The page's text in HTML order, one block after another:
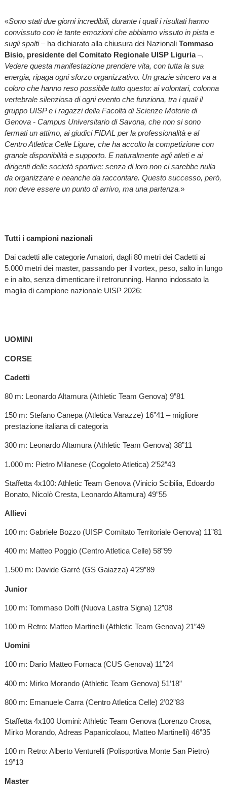
«Sono stati due giorni incredibili, durante i quali i risultati hanno
convissuto con le tante emozioni che abbiamo vissuto in pista e
sugli spalti– ha dichiarato alla chiusura dei Nazionali Tommaso
Bisio, presidente del Comitato Regionale UISP Liguria–.
Vedere questa manifestazione prendere vita, con tutta la sua
energia, ripaga ogni sforzo organizzativo. Un grazie sincero va a
coloro che hanno reso possibile tutto questo: ai volontari, colonna
vertebrale silenziosa di ogni evento che funziona, tra i quali il
gruppo UISP e i ragazzi della Facoltà di Scienze Motorie di
Genova - Campus Universitario di Savona, che non si sono
fermati un attimo, ai giudici FIDAL per la professionalità e al
Centro Atletica Celle Ligure, che ha accolto la competizione con
grande disponibilità e supporto. E naturalmente agli atleti e ai
dirigenti delle società sportive: senza di loro non ci sarebbe nulla
da organizzare e neanche da raccontare. Questo successo, però,
non deve essere un punto di arrivo, ma una partenza.»
Tutti i campioni nazionali
Dai cadetti alle categorie Amatori, dagli 80 metri dei Cadetti ai
5.000 metri dei master, passando per il vortex, peso, salto in lungo
e in alto, senza dimenticare il retrorunning. Hanno indossato la
maglia di campione nazionale UISP 2026:
UOMINI
CORSE
Cadetti
80 m: Leonardo Altamura (Athletic Team Genova) 9”81
150 m: Stefano Canepa (Atletica Varazze) 16”41 – migliore
prestazione italiana di categoria
300 m: Leonardo Altamura (Athletic Team Genova) 38”11
1.000 m: Pietro Milanese (Cogoleto Atletica) 2’52”43
Staffetta 4x100: Athletic Team Genova (Vinicio Scibilia, Edoardo
Bonato, Nicolò Cresta, Leonardo Altamura) 49”55
Allievi
100 m: Gabriele Bozzo (UISP Comitato Territoriale Genova) 11”81
400 m: Matteo Poggio (Centro Atletica Celle) 58”99
1.500 m: Davide Garrè (GS Gaiazza) 4’29”89
Junior
100 m: Tommaso Dolfi (Nuova Lastra Signa) 12”08
100 m Retro: Matteo Martinelli (Athletic Team Genova) 21”49
Uomini
100 m: Dario Matteo Fornaca (CUS Genova) 11”24
400 m: Mirko Morando (Athletic Team Genova) 51’18”
800 m: Emanuele Carra (Centro Atletica Celle) 2’02”83
Staffetta 4x100 Uomini: Athletic Team Genova (Lorenzo Crosa,
Mirko Morando, Adreas Papanicolaou, Matteo Martinelli) 46”35
100 m Retro: Alberto Venturelli (Polisportiva Monte San Pietro)
19”13
Master